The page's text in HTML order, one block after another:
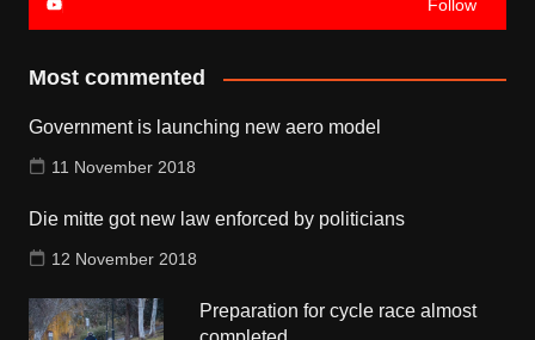
Follow
Most commented
Government is launching new aero model
11 November 2018
Die mitte got new law enforced by politicians
12 November 2018
Preparation for cycle race almost